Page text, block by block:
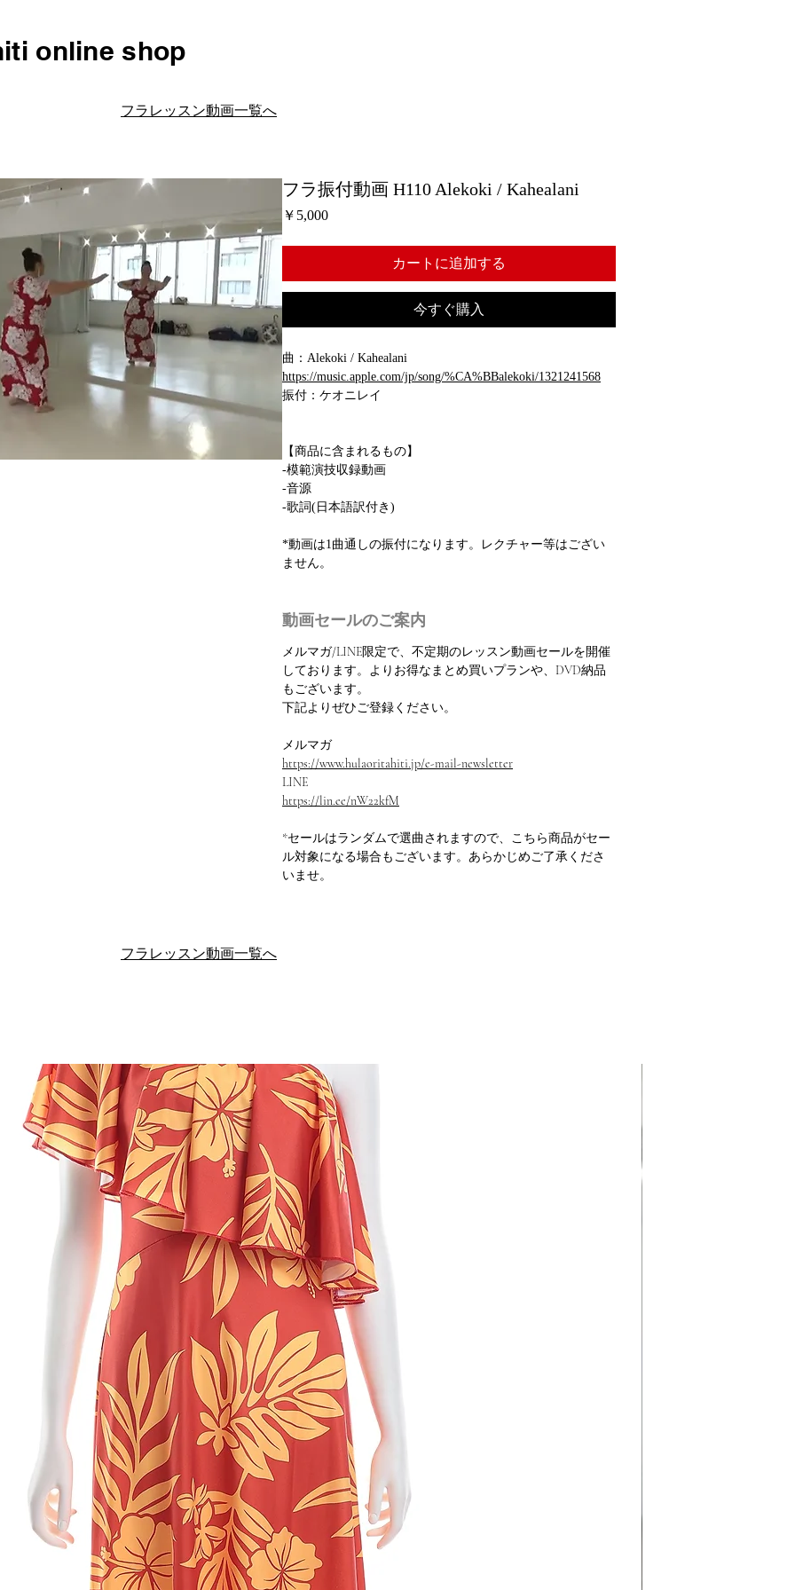
online shop
フラレッスン動画一覧へ
フラ振付動画 H110 Alekoki / Kahealani
￥5,000価
カートに追加する
今すぐ購入
曲：Alekoki / Kahealani
https://music.apple.com/jp/song/%CA%BBalekoki/1321241568
振付：ケオニレイ
【商品に含まれるもの】
-模範演技収録動画
-音源
-歌詞(日本語訳付き)
*動画は1曲通しの振付になります。レクチャー等はござい
ません。
動画セールのご案内
メルマガ/LINE限定で、不定期のレッスン動画セールを開催
しております。よりお得なまとめ買いプランや、DVD納品
もございます。
下記よりぜひご登録ください。
メルマガ
https://www.hulaoritahiti.jp/e-mail-newsletter
LINE
https://lin.ee/nW22kfM
*セールはランダムで選曲されますので、こちら商品がセー
ル対象になる場合もございます。あらかじめご了承くださ
いませ。
フラレッスン動画一覧へ